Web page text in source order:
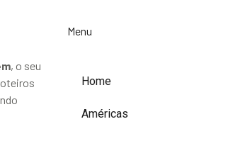
, o seu
Menu
Home
Américas